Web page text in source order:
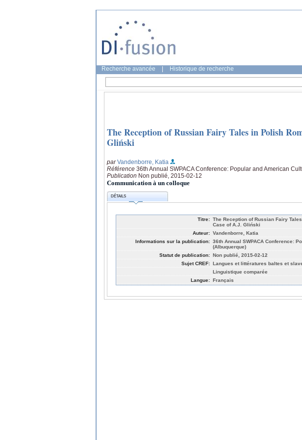
Recherche avancée Historique de recherche
The Reception of Russian Fairy Tales in Polish
Gliński
parVandenborre, Katia
Référence 36th Annual SWPACA Conference: Popular and American
Publication Non publié, 2015-02-12
Communication à un colloque
DÉTAILS
Titre: The Reception of Russian Fairy
Case of A.J. Gliński
Auteur: Vandenborre, Katia
Informations sur la publication: 36th Annual SWPACA Conference:
(Albuquerque)
Statut de publication: Non publié, 2015-02-12
Sujet CREF: Langues et littératures baltes et
Linguistique comparée
Langue: Français